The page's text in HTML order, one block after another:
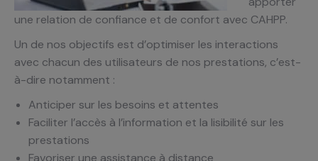
une relation de confiance et de confort avec CAHPP.
Un de nos objectifs est d’optimiser les interactions
avec chacun des utilisateurs de nos prestations, c’est-
à-dire notamment :
Anticiper sur les besoins et attentes
Faciliter l’accès à l’information et la lisibilité sur les
prestations
Favoriser une assistance à distance